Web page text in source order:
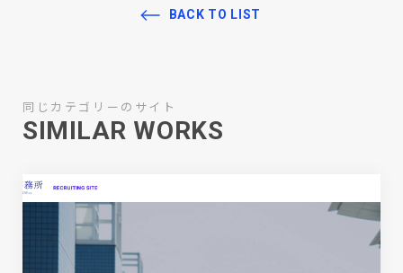
BACK TO LIST
同じカテゴリーのサイト
SIMILAR WORKS